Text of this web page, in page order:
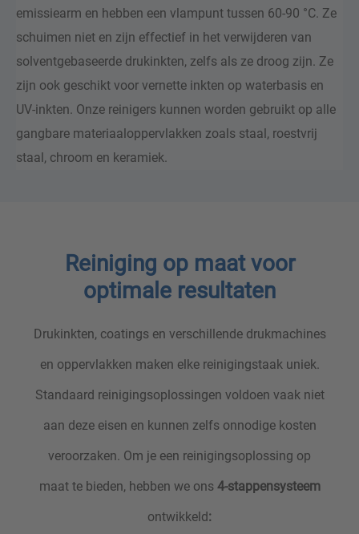
emissiearm en hebben een vlampunt tussen 60-90 °C. Ze
schuimen niet en zijn effectief in het verwijderen van
solventgebaseerde drukinkten, zelfs als ze droog zijn. Ze
zijn ook geschikt voor vernette inkten op waterbasis en
UV-inkten. Onze reinigers kunnen worden gebruikt op alle
gangbare materiaaloppervlakken zoals staal, roestvrij
staal, chroom en keramiek.
Reiniging op maat voor
optimale resultaten
Drukinkten, coatings en verschillende drukmachines
en oppervlakken maken elke reinigingstaak uniek.
Standaard reinigingsoplossingen voldoen vaak niet
aan deze eisen en kunnen zelfs onnodige kosten
veroorzaken. Om je een reinigingsoplossing op
maat te bieden, hebben we ons 4-stappensysteem
ontwikkeld: